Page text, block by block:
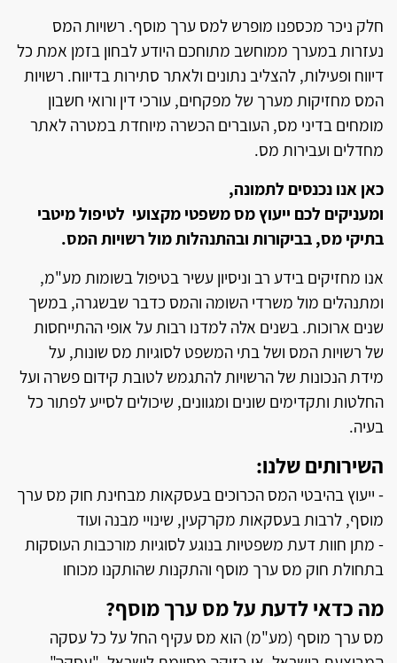
חלק ניכר מכספנו מופרש למס ערך מוסף. רשויות המס
נעזרות במערך ממוחשב מתוחכם היודע לבחון בזמן אמת כל
דיווח ופעילות, להצליב נתונים ולאתר סתירות בדיווח. רשויות
המס מחזיקות מערך של מפקחים, עורכי דין ורואי חשבון
מומחים בדיני מס, העוברים הכשרה מיוחדת במטרה לאתר
מחדלים ועבירות מס.
כאן אנו נכנסים לתמונה,
ומעניקים לכם ייעוץ מס משפטי מקצועי לטיפול מיטבי
בתיקי מס, בביקורות ובהתנהלות מול רשויות המס.
אנו מחזיקים בידע רב וניסיון עשיר בטיפול בשומות מע"מ,
ומתנהלים מול משרדי השומה והמס כדבר שבשגרה, במשך
שנים ארוכות. בשנים אלה למדנו רבות על אופי ההתייחסות
של רשויות המס ושל בתי המשפט לסוגיות מס שונות, על
מידת הנכונות של הרשויות להתגמש לטובת קידום פשרה ועל
החלטות ותקדימים שונים ומגוונים, שיכולים לסייע לפתור כל
בעיה.
השירותים שלנו:
- ייעוץ בהיבטי המס הכרוכים בעסקאות מבחינת חוק מס ערך
מוסף, לרבות בעסקאות מקרקעין, שינויי מבנה ועוד
- מתן חוות דעת משפטיות בנוגע לסוגיות מורכבות העוסקות
בתחולת חוק מס ערך מוסף והתקנות שהותקנו מכוחו
מה כדאי לדעת על מס ערך מוסף?
מס ערך מוסף (מע"מ) הוא מס עקיף החל על כל עסקה